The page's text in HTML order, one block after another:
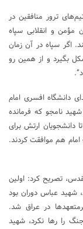
ترور منافقین در
مؤمن و انقلابی سپاه
اگر سپاه در آن زمان
بگیرد و از همین رو
دانشگاه افسری امام
نامجو که فرمانده
دانشجویان ارتش برای
هم موافقت کردند.
تصریح کرد: اولین
شهید عباس دوران بود
در عراق شد.
را رها نکرد، شهید